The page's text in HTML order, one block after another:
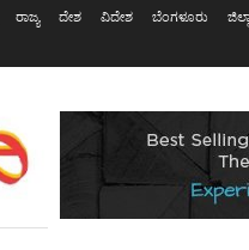
ರಾಜ್ಯ ದೇಶ ವಿದೇಶ ಬೆಂಗಳೂರು